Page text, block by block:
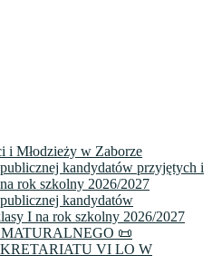
i Młodzieży w Zaborze
kandydatów przyjętych i
rok szkolny 2026/2027
kandydatów
I na rok szkolny 2026/2027
📜
VI LO W